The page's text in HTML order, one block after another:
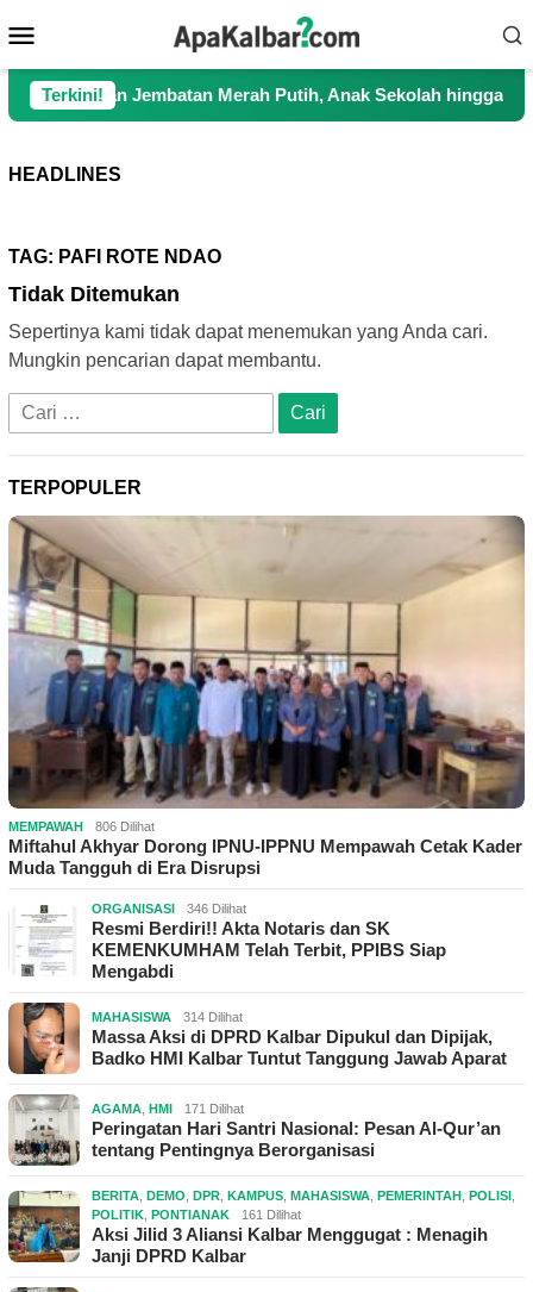
ke
kontenMobile
Terkini!Jembatan Merah Putih, Anak Sekolah hingga Petani
HEADLINES
TAG: PAFI ROTE NDAO
Tidak Ditemukan
Sepertinya kami tidak dapat menemukan yang Anda cari.
Mungkin pencarian dapat membantu.
Cari
untuk:
TERPOPULER
MEMPAWAH 806 Dilihat
Miftahul Akhyar Dorong IPNU-IPPNU Mempawah Cetak Kader
Muda Tangguh di Era Disrupsi
ORGANISASI 346 Dilihat
Resmi Berdiri!! Akta Notaris dan SK
KEMENKUMHAM Telah Terbit, PPIBS Siap
Mengabdi
MAHASISWA 314 Dilihat
Massa Aksi di DPRD Kalbar Dipukul dan Dipijak,
Badko HMI Kalbar Tuntut Tanggung Jawab Aparat
AGAMA HMI 171 Dilihat
Peringatan Hari Santri Nasional: Pesan Al-Qur’an
tentang Pentingnya Berorganisasi
BERITA DEMO DPR KAMPUS MAHASISWA PEMERINTAH POLISI
POLITIK PONTIANAK 161 Dilihat
Aksi Jilid 3 Aliansi Kalbar Menggugat : Menagih
Janji DPRD Kalbar